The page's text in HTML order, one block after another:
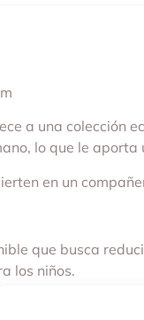
a una
lo que le
en un
que busca
los niños.